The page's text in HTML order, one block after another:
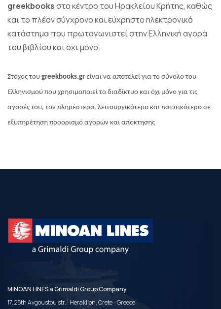
greekbooksστο κέντρο του Ηρακλείου Κρήτης, καθώς
και το πλέον σύγχρονο και εύχρηστο ηλεκτρονικό
κατάστημα που πρωταγωνιστεί στην Ελληνική αγορά
του βιβλίου και όχι μόνο.
Στόχος του greekbooks.gr είναι να αποτελεί για το σύνολο του
Ελληνισμού που χρησιμοποιεί το διαδίκτυο και όχι μόνο για τις
αγορές του, τον πληρέστερο, λειτουργικότερο και ποιοτικότερο σε
εξυπηρέτηση προορισμό αγορών και απόκτησης
MINOAN LINES a Grimaldi Group Company
17, 25th Avgoustou str. | Heraklion, Crete - Greece